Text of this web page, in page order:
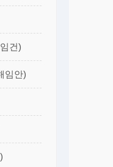
건)
임안)